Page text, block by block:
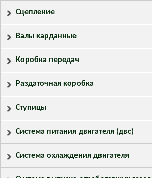
Сцепление
Валы карданные
Коробка передач
Раздаточная коробка
Ступицы
Система питания двигателя (двс)
Система охлаждения двигателя